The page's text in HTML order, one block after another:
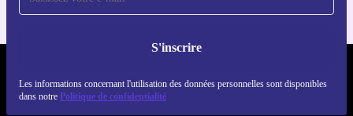
S'inscrire
Les informations concernant l'utilisation des données personnelles sont disponibles
dans notre Politique de confidentialité